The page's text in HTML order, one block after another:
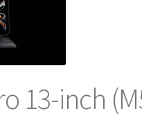
13-inch